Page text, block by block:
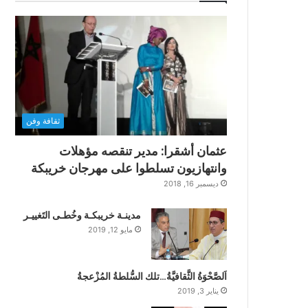
ثقافة وفن
عثمان أشقرا: مدير تنقصه مؤهلات
وانتهازيون تسلطوا على مهرجان خريبكة
ديسمبر 16, 2018
مدينـة خريبكـة وخُطـى التَغييـر
مايو 12, 2019
اَلصَّحْوَةُ الثَّقافيَّةُ…تلك السُّلطةُ المُزْعجةُ
يناير 3, 2019